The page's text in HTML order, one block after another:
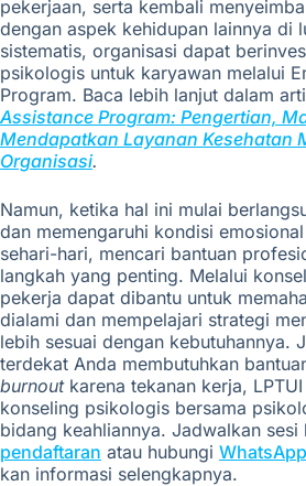
pekerjaan, serta kembali
dengan aspek kehidupan lainnya di
sistematis, organisasi dapat
psikologis untuk karyawan melalui
Program. Baca lebih lanjut dalam
Assistance Program: Pengertian,
Mendapatkan Layanan Kesehatan
Organisasi.
Namun, ketika hal ini mulai
dan memengaruhi kondisi
sehari-hari, mencari bantuan
langkah yang penting. Melalui
pekerja dapat dibantu untuk
dialami dan mempelajari strategi
lebih sesuai dengan kebutuhannya.
terdekat Anda membutuhkan
burnout karena tekanan kerja,
konseling psikologis bersama
bidang keahliannya. Jadwalkan sesi
pendaftaran atau hubungi WhatsApp
kan informasi selengkapnya.